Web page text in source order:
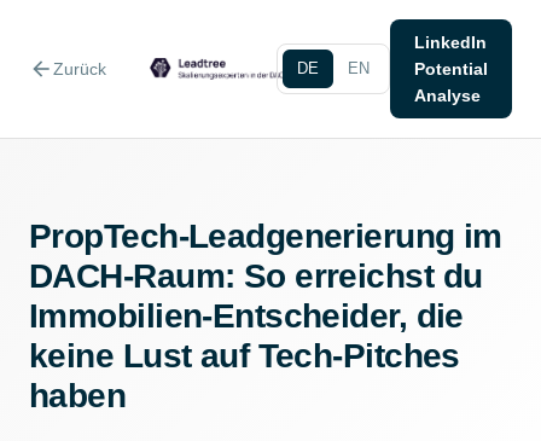
arrow_backZurück DE EN
LinkedIn
Potential
Analyse
PropTech-Leadgenerierung im
DACH-Raum: So erreichst du
Immobilien-Entscheider, die
keine Lust auf Tech-Pitches
haben